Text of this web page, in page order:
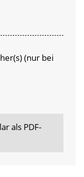
(nur bei
als PDF-